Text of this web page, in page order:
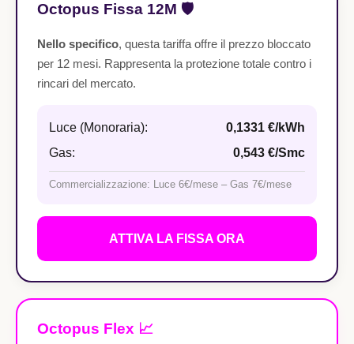
Octopus Fissa 12M 🛡️
Nello specifico, questa tariffa offre il prezzo bloccato
per 12 mesi. Rappresenta la protezione totale contro i
rincari del mercato.
Luce (Monoraria):
0,1331 €/kWh
Gas:
0,543 €/Smc
Commercializzazione: Luce 6€/mese – Gas 7€/mese
ATTIVA LA FISSA ORA
Octopus Flex 📈